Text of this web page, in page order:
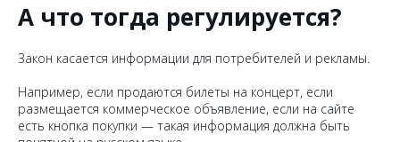
А что тогда регулируется?
Закон касается информации для потребителей и рекламы.
Например, если продаются билеты на концерт, если
размещается коммерческое объявление, если на сайте
есть кнопка покупки — такая информация должна быть